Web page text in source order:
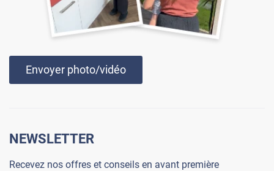
Envoyer photo/vidéo
NEWSLETTER
Recevez nos offres et conseils en avant première